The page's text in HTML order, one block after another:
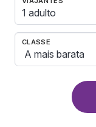
1 adulto
CLASSE